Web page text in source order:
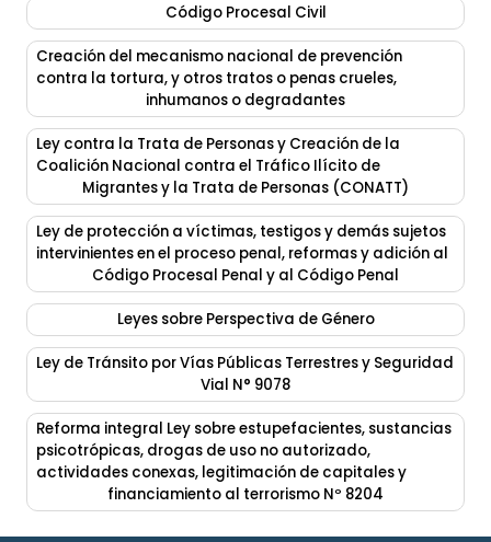
Código Procesal Civil
Creación del mecanismo nacional de prevención
contra la tortura, y otros tratos o penas crueles,
inhumanos o degradantes
Ley contra la Trata de Personas y Creación de la
Coalición Nacional contra el Tráfico Ilícito de
Migrantes y la Trata de Personas (CONATT)
Ley de protección a víctimas, testigos y demás sujetos
intervinientes en el proceso penal, reformas y adición al
Código Procesal Penal y al Código Penal
Leyes sobre Perspectiva de Género
Ley de Tránsito por Vías Públicas Terrestres y Seguridad
Vial N° 9078
Reforma integral Ley sobre estupefacientes, sustancias
psicotrópicas, drogas de uso no autorizado,
actividades conexas, legitimación de capitales y
financiamiento al terrorismo Nº 8204